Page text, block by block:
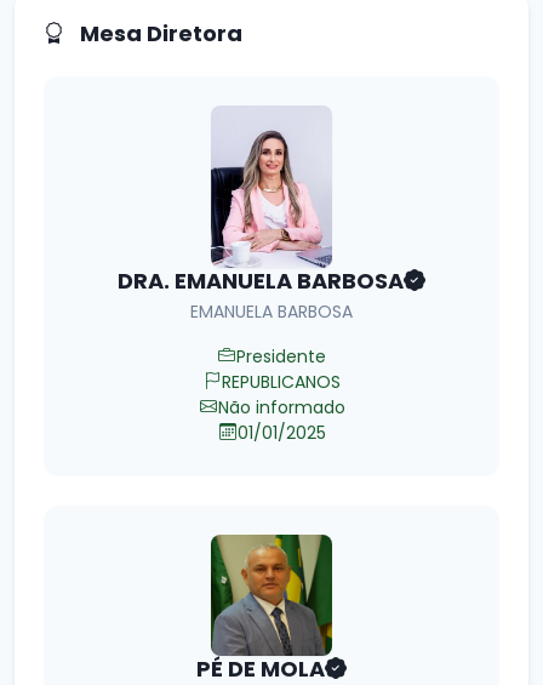
Mesa Diretora
DRA. EMANUELA BARBOSA
EMANUELA BARBOSA
Presidente
REPUBLICANOS
Não informado
01/01/2025
PÉ DE MOLA